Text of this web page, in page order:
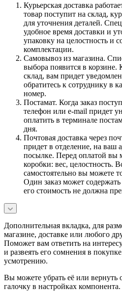
Курьерская доставка
товар поступит на склад,
для уточнения деталей.
удобное время доставки и
упаковку на целостность и
комплектации.
Самовывоз из магазина.
выбора появится в корзине.
склад, вам придет
обратитесь к сотруднику в
номер.
Постамат. Когда заказ
телефон или e-mail придет
оплатить в терминале
дня.
Почтовая доставка через
придет в отделение, на ваш
посылке. Перед оплатой вы
коробки: вес, целостность.
самостоятельно вы можете
Один заказ может
его стоимость не должна
Дополнительная вкладка, для
магазине, доставке или любого
Поможет вам ответить на
и развеять его сомнения в
усмотрению.
Вы можете убрать её или вернуть
галочку в настройках